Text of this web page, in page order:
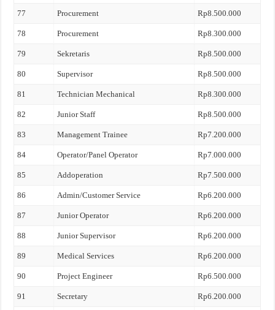
77 Procurement Rp8.500.000
78 Procurement Rp8.300.000
79 Sekretaris Rp8.500.000
80 Supervisor Rp8.500.000
81 Technician Mechanical Rp8.300.000
82 Junior Staff Rp8.500.000
83 Management Trainee Rp7.200.000
84 Operator/Panel Operator Rp7.000.000
85 Addoperation Rp7.500.000
86 Admin/Customer Service Rp6.200.000
87 Junior Operator Rp6.200.000
88 Junior Supervisor Rp6.200.000
89 Medical Services Rp6.200.000
90 Project Engineer Rp6.500.000
91 Secretary Rp6.200.000